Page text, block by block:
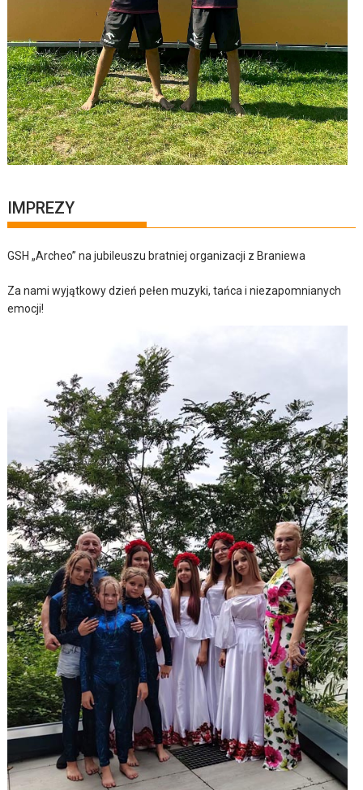
IMPREZY
GSH „Archeo” na jubileuszu bratniej organizacji z Braniewa
Za nami wyjątkowy dzień pełen muzyki, tańca i niezapomnianych
emocji!